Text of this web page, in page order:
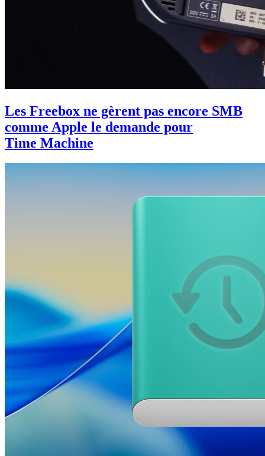
Les Freebox ne gèrent pas encore SMB
comme Apple le demande pour
Time Machine